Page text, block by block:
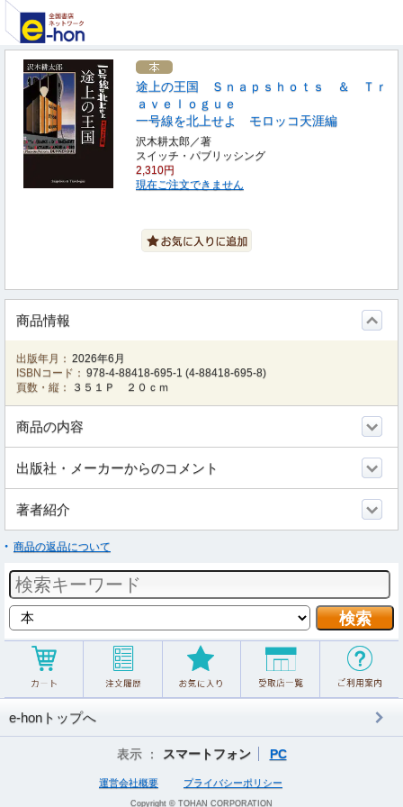
途上の王国 Ｓｎａｐｓｈｏｔｓ ＆ Ｔｒ
ａｖｅｌｏｇｕｅ
一号線を北上せよ モロッコ天涯編
沢木耕太郎／著
スイッチ・パブリッシング
2,310円
現在ご注文できません
商品情報
出版年月： 2026年6月
ISBNコード： 978-4-88418-695-1 (4-88418-695-8)
頁数・縦：
３５１Ｐ ２０ｃｍ
商品の内容
出版社・メーカーからのコメント
著者紹介
商品の返品について
e-honトップへ
表示 ： スマートフォン PC
運営会社概要 プライバシーポリシー
Copyright © TOHAN CORPORATION